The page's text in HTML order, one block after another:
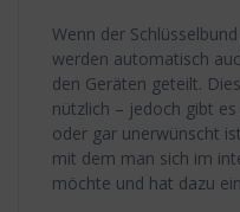
Wenn der
werden automatisch
den Geräten geteilt.
nützlich – jedoch gibt
oder gar unerwünscht
mit dem man sich im
möchte und hat dazu